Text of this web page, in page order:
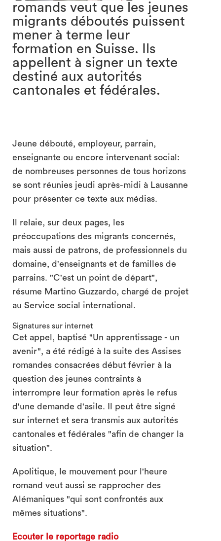
romands veut que les jeunes
migrants déboutés puissent
mener à terme leur
formation en Suisse. Ils
appellent à signer un texte
destiné aux autorités
cantonales et fédérales.
Jeune débouté, employeur, parrain,
enseignante ou encore intervenant social:
de nombreuses personnes de tous horizons
se sont réunies jeudi après-midi à Lausanne
pour présenter ce texte aux médias.
Il relaie, sur deux pages, les
préoccupations des migrants concernés,
mais aussi de patrons, de professionnels du
domaine, d'enseignants et de familles de
parrains. "C'est un point de départ",
résume Martino Guzzardo, chargé de projet
au Service social international.
Signatures sur internet
Cet appel, baptisé "Un apprentissage - un
avenir", a été rédigé à la suite des Assises
romandes consacrées début février à la
question des jeunes contraints à
interrompre leur formation après le refus
d'une demande d'asile. Il peut être signé
sur internet et sera transmis aux autorités
cantonales et fédérales "afin de changer la
situation".
Apolitique, le mouvement pour l'heure
romand veut aussi se rapprocher des
Alémaniques "qui sont confrontés aux
mêmes situations".
Ecouter le reportage radio